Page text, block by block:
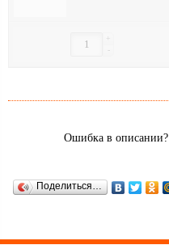
-
+
Ошибка в описании?
Поделиться…